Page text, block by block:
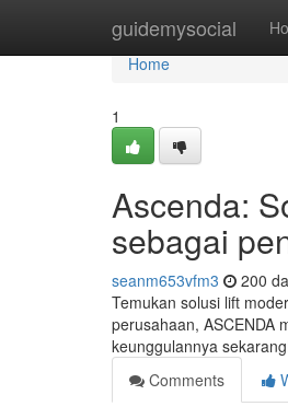
guidemysocial
Home
Home
1
Ascenda:
sebagai
seanm653vfm3 200
Temukan solusi lift
perusahaan, ASCENDA
keunggulannya
Comments